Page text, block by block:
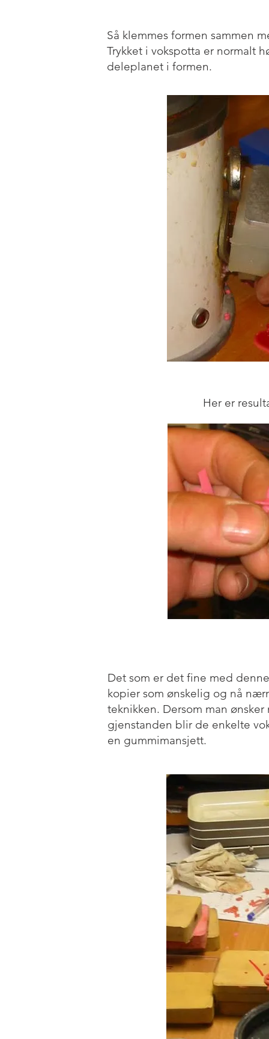
Så klemmes formen sammen
Trykket i vokspotta er normalt
deleplanet i formen.
Her er
Det som er det fine med
kopier som ønskelig og nå
teknikken. Dersom man
gjenstanden blir de enkelte
en gummimansjett.